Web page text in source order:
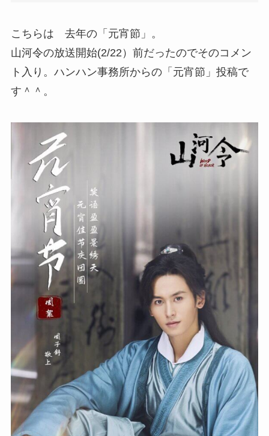
こちらは 去年の「元宵節」。
山河令の放送開始(2/22）前だったのでそのコメン
ト入り。ハンハン事務所からの「元宵節」投稿で
す＾＾。